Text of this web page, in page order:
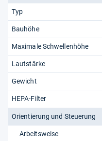
Typ
Bauhöhe
Maximale Schwellenhöhe
Lautstärke
Gewicht
HEPA-Filter
Orientierung und Steuerung
Arbeitsweise